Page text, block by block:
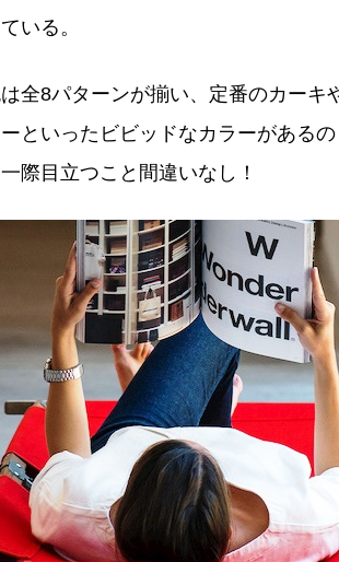
いる。
全8パターンが揃い、定番のカーキ
といったビビッドなカラーがある
際目立つこと間違いなし！